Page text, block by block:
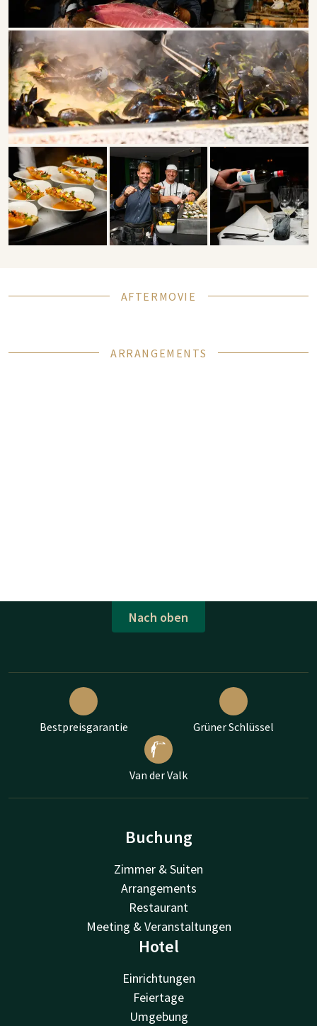
AFTERMOVIE
ARRANGEMENTS
Nach oben
Bestpreisgarantie Grüner Schlüssel
Van der Valk
Buchung
Zimmer & Suiten
Arrangements
Restaurant
Meeting & Veranstaltungen
Hotel
Einrichtungen
Feiertage
Umgebung